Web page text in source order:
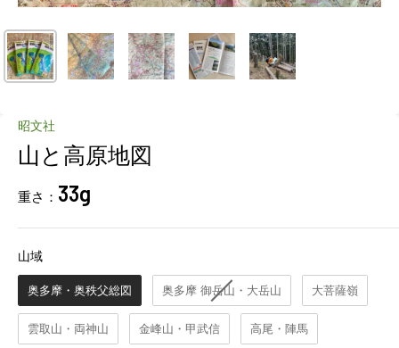
山と高原地図
昭文社
重さ： 33g
山域山域
奥多摩・奥秩父総図 奥多摩 御岳山・大岳山 大菩薩嶺
雲取山・両神山 金峰山・甲武信 高尾・陣馬